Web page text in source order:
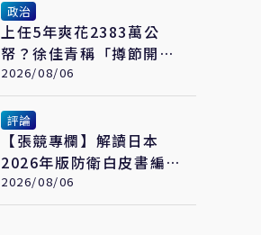
政治
上任5年爽花2383萬公
帑？徐佳青稱「撙節開
支」 網質疑：卻搭商務
艙？
2026/08/06
評論
【張競專欄】解讀日本
2026年版防衛白皮書編制
變化
2026/08/06